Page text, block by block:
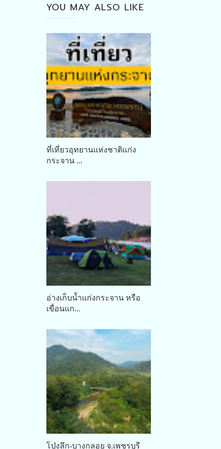
YOU MAY ALSO LIKE
ที่เที่ยวอุทยานแห่งชาติแก่ง
กระจาน ...
อ่างเก็บน้ำแก่งกระจาน หรือ
เขื่อนแก...
โป่งลึก-บางกลอย จ.เพชรบุรี